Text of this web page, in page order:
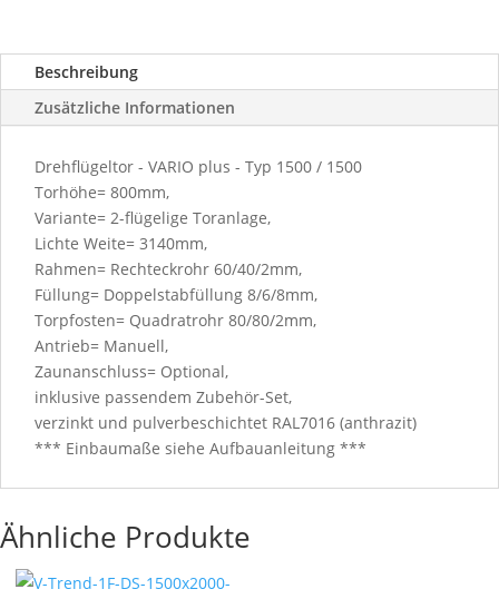
Beschreibung
Zusätzliche Informationen
Drehflügeltor - VARIO plus - Typ 1500 / 1500
Torhöhe= 800mm,
Variante= 2-flügelige Toranlage,
Lichte Weite= 3140mm,
Rahmen= Rechteckrohr 60/40/2mm,
Füllung= Doppelstabfüllung 8/6/8mm,
Torpfosten= Quadratrohr 80/80/2mm,
Antrieb= Manuell,
Zaunanschluss= Optional,
inklusive passendem Zubehör-Set,
verzinkt und pulverbeschichtet RAL7016 (anthrazit)
*** Einbaumaße siehe Aufbauanleitung ***
Ähnliche Produkte